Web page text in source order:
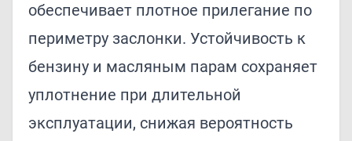
обеспечивает плотное прилегание по
периметру заслонки. Устойчивость к
бензину и масляным парам сохраняет
уплотнение при длительной
эксплуатации, снижая вероятность